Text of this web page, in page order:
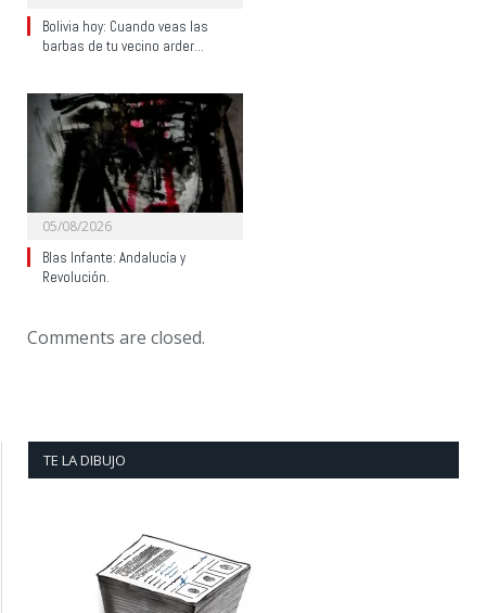
Bolivia hoy: Cuando veas las
barbas de tu vecino arder…
05/08/2026
Blas Infante: Andalucía y
Revolución.
Comments are closed.
TE LA DIBUJO